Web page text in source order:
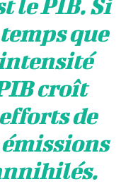
le PIB. Si
que
croît
de